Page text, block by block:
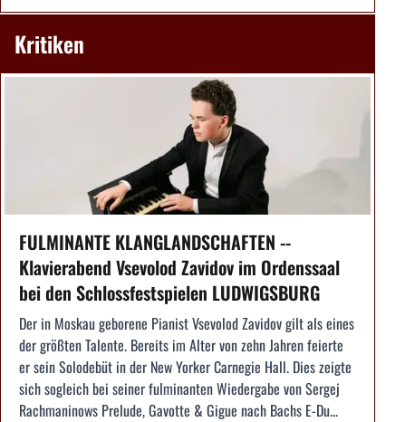
Kritiken
FULMINANTE KLANGLANDSCHAFTEN --
Klavierabend Vsevolod Zavidov im Ordenssaal
bei den Schlossfestspielen LUDWIGSBURG
Der in Moskau geborene Pianist Vsevolod Zavidov gilt als eines
der größten Talente. Bereits im Alter von zehn Jahren feierte
er sein Solodebüt in der New Yorker Carnegie Hall. Dies zeigte
sich sogleich bei seiner fulminanten Wiedergabe von Sergej
Rachmaninows Prelude, Gavotte & Gigue nach Bachs E-Du...